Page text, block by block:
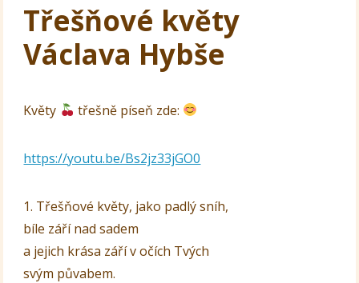
Třešňové květy
Václava Hybše
Květy třešně píseň zde:
https://youtu.be/Bs2jz33jGO0
1. Třešňové květy, jako padlý sníh,
bíle září nad sadem
a jejich krása září v očích Tvých
svým půvabem.